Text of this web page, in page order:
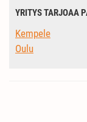
YRITYS TARJOAA
Kempele
Oulu